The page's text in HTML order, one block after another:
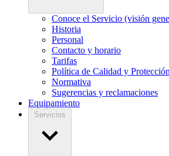
Conoce el Servicio (visión
Historia
Personal
Contacto y horario
Tarifas
Política de Calidad y
Normativa
Sugerencias y reclamaciones
Equipamiento
Servicios